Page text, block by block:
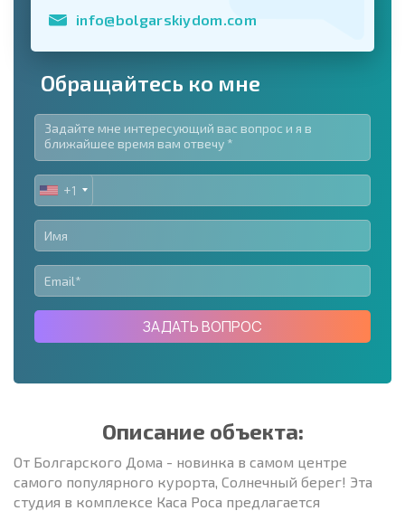
info@bolgarskiydom.com
Обращайтесь ко мне
UNITED
STATES
+1
+1
ЗАДАТЬ ВОПРОС
Описание объекта:
От Болгарского Дома - новинка в самом центре
самого популярного курорта, Солнечный берег! Эта
студия в комплексе Каса Роса предлагается